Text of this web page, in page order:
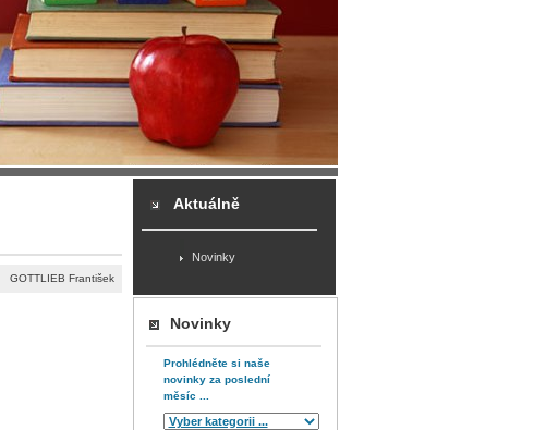
GOTTLIEB František
Aktuálně
Novinky
Novinky
Prohlédněte si naše
novinky za poslední
měsíc ...